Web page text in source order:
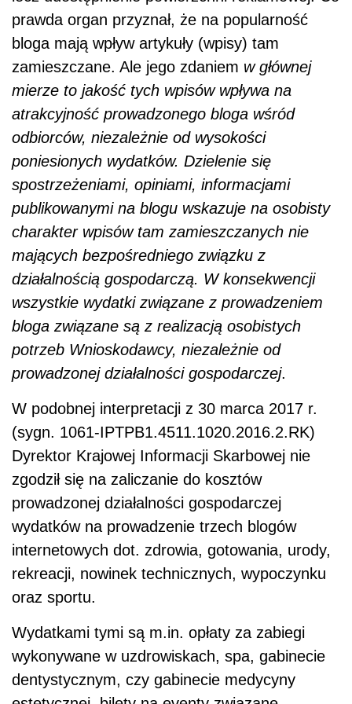
prawda organ przyznał, że na popularność
bloga mają wpływ artykuły (wpisy) tam
zamieszczane. Ale jego zdaniem w głównej
mierze to jakość tych wpisów wpływa na
atrakcyjność prowadzonego bloga wśród
odbiorców, niezależnie od wysokości
poniesionych wydatków. Dzielenie się
spostrzeżeniami, opiniami, informacjami
publikowanymi na blogu wskazuje na osobisty
charakter wpisów tam zamieszczanych nie
mających bezpośredniego związku z
działalnością gospodarczą. W konsekwencji
wszystkie wydatki związane z prowadzeniem
bloga związane są z realizacją osobistych
potrzeb Wnioskodawcy, niezależnie od
prowadzonej działalności gospodarczej.
W podobnej interpretacji z 30 marca 2017 r.
(sygn. 1061-IPTPB1.4511.1020.2016.2.RK)
Dyrektor Krajowej Informacji Skarbowej nie
zgodził się na zaliczanie do kosztów
prowadzonej działalności gospodarczej
wydatków na prowadzenie trzech blogów
internetowych dot. zdrowia, gotowania, urody,
rekreacji, nowinek technicznych, wypoczynku
oraz sportu.
Wydatkami tymi są m.in. opłaty za zabiegi
wykonywane w uzdrowiskach, spa, gabinecie
dentystycznym, czy gabinecie medycyny